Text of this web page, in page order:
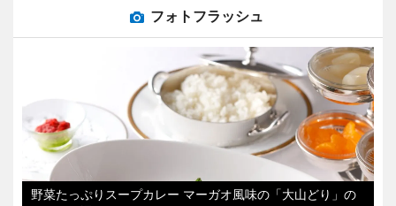
フォトフラッシュ
野菜たっぷりスープカレー マーガオ風味の「大山どり」の